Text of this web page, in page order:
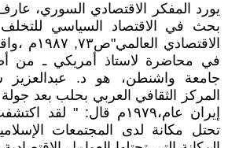
يورد المفكر الاقتصادي السوري،
بحث في الاقتصاد السياسي للتخلف
الاقتصادي
في محاضرة لاستاذ أمريكي ـ
جامعة واشنطن، هو د. عبدالعزيز
المركز الثقافي العربي بحلب بعد
إيران عام،١٩٧٩م قال: "
تحتل مكانة لدى المجتمعات